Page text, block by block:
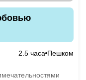
2.5 часа Пешком